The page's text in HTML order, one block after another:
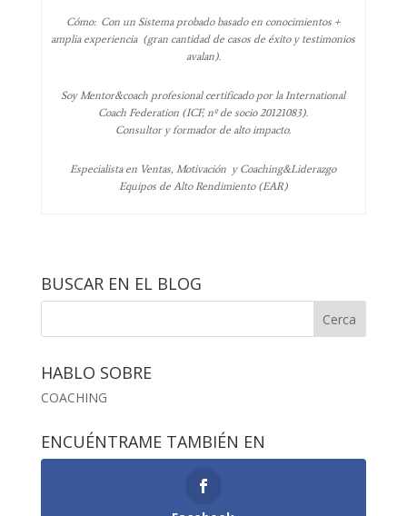
Cómo: Con un Sistema probado basado en conocimientos +
amplia experiencia (gran cantidad de casos de éxito y testimonios
avalan).
Soy Mentor&coach profesional certificado por la International
Coach Federation (ICF, nº de socio 20121083).
Consultor y formador de alto impacto.
Especialista en Ventas, Motivación y Coaching&Liderazgo
Equipos de Alto Rendimiento (EAR)
BUSCAR EN EL BLOG
HABLO SOBRE
COACHING
ENCUÉNTRAME TAMBIÉN EN